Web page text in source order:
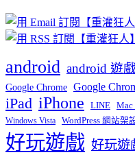
android android 遊戲
Google Chrome Google
iPad iPhone LINE Mac
Windows Vista WordPress 網站架
好玩遊戲 好玩遊